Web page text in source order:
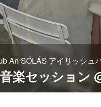
An SÓLÁS アイリッシュ
楽セッション